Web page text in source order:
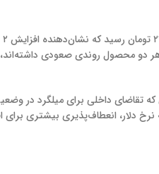
بود، تا ۱۷ بهمن به ۳۰ هزار و ۸۸۸ تومان افزایش یافت.
تقاضای داخلی برای میلگرد در
دلار، انعطاف‌پذیری بیشتری برای